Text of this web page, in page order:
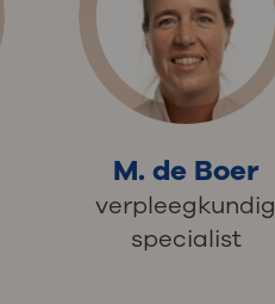
M. de Boer
verpleegkundig
specialist